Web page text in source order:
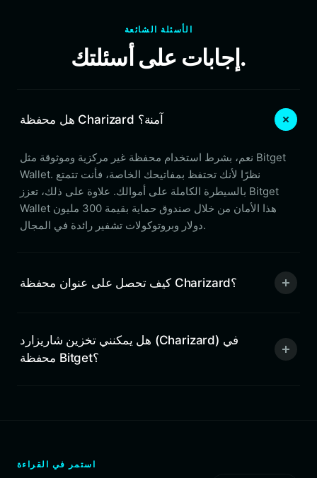
الأسئلة الشائعة
إجابات على أسئلتك.
هل محفظة Charizard آمنة؟
نعم، بشرط استخدام محفظة غير مركزية وموثوقة مثل Bitget
Wallet. نظرًا لأنك تحتفظ بمفاتيحك الخاصة، فأنت تتمتع
بالسيطرة الكاملة على أموالك. علاوة على ذلك، تعزز Bitget
Wallet هذا الأمان من خلال صندوق حماية بقيمة 300 مليون
دولار وبروتوكولات تشفير رائدة في المجال.
كيف تحصل على عنوان محفظة Charizard؟
هل يمكنني تخزين شاريزارد (Charizard) في
محفظة Bitget؟
استمر في القراءة